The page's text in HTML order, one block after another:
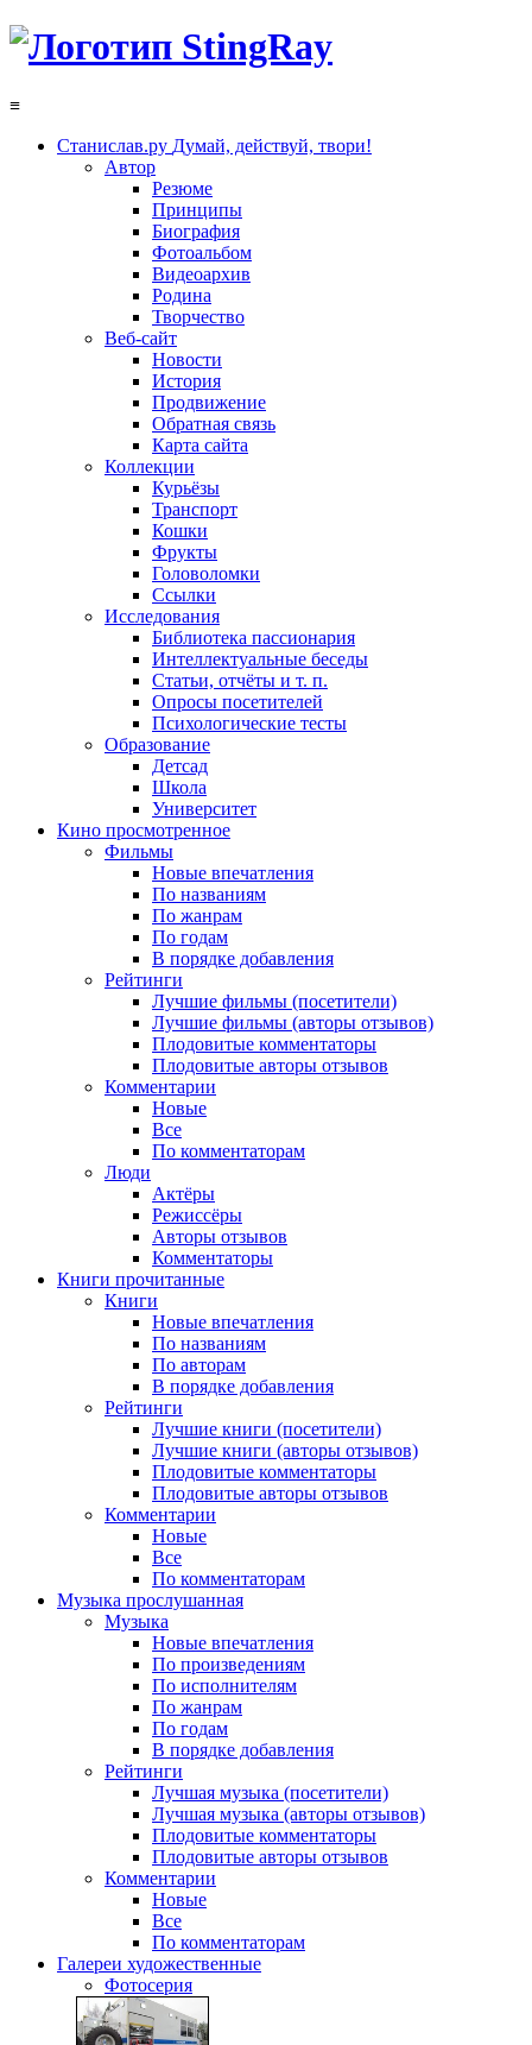
≡
Станислав.ру Думай, действуй, твори!
Автор
Резюме
Принципы
Биография
Фотоальбом
Видеоархив
Родина
Творчество
Веб-сайт
Новости
История
Продвижение
Обратная связь
Карта сайта
Коллекции
Курьёзы
Транспорт
Кошки
Фрукты
Головоломки
Ссылки
Исследования
Библиотека пассионария
Интеллектуальные беседы
Статьи, отчёты и т. п.
Опросы посетителей
Психологические тесты
Образование
Детсад
Школа
Университет
Кино просмотренное
Фильмы
Новые впечатления
По названиям
По жанрам
По годам
В порядке добавления
Рейтинги
Лучшие фильмы (посетители)
Лучшие фильмы (авторы отзывов)
Плодовитые комментаторы
Плодовитые авторы отзывов
Комментарии
Новые
Все
По комментаторам
Люди
Актёры
Режиссёры
Авторы отзывов
Комментаторы
Книги прочитанные
Книги
Новые впечатления
По названиям
По авторам
В порядке добавления
Рейтинги
Лучшие книги (посетители)
Лучшие книги (авторы отзывов)
Плодовитые комментаторы
Плодовитые авторы отзывов
Комментарии
Новые
Все
По комментаторам
Музыка прослушанная
Музыка
Новые впечатления
По произведениям
По исполнителям
По жанрам
По годам
В порядке добавления
Рейтинги
Лучшая музыка (посетители)
Лучшая музыка (авторы отзывов)
Плодовитые комментаторы
Плодовитые авторы отзывов
Комментарии
Новые
Все
По комментаторам
Галереи художественные
Фотосерия